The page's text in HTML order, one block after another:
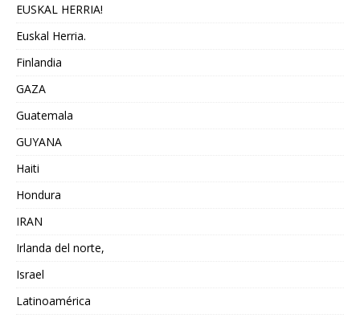
EUSKAL HERRIA!
Euskal Herria.
Finlandia
GAZA
Guatemala
GUYANA
Haiti
Hondura
IRAN
Irlanda del norte,
Israel
Latinoamérica